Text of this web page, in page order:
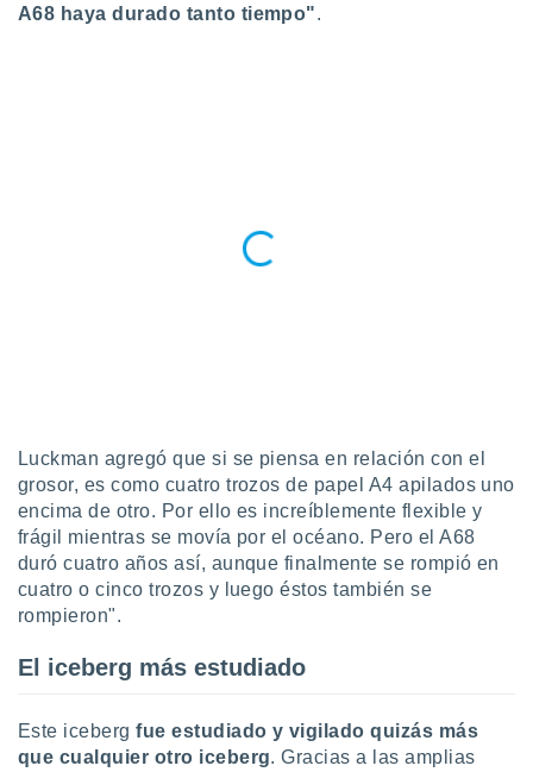
de
uso de
con el
e
publicidad
A68 haya durado tanto tiempo".
Luckman agregó que si se piensa en relación con el
grosor, es como cuatro trozos de papel A4 apilados uno
encima de otro. Por ello es increíblemente flexible y
frágil mientras se movía por el océano. Pero el A68
duró cuatro años así, aunque finalmente se rompió en
cuatro o cinco trozos y luego éstos también se
rompieron".
El iceberg más estudiado
Este icebergfue estudiado y vigilado quizás más
que cualquier otro iceberg. Gracias a las amplias